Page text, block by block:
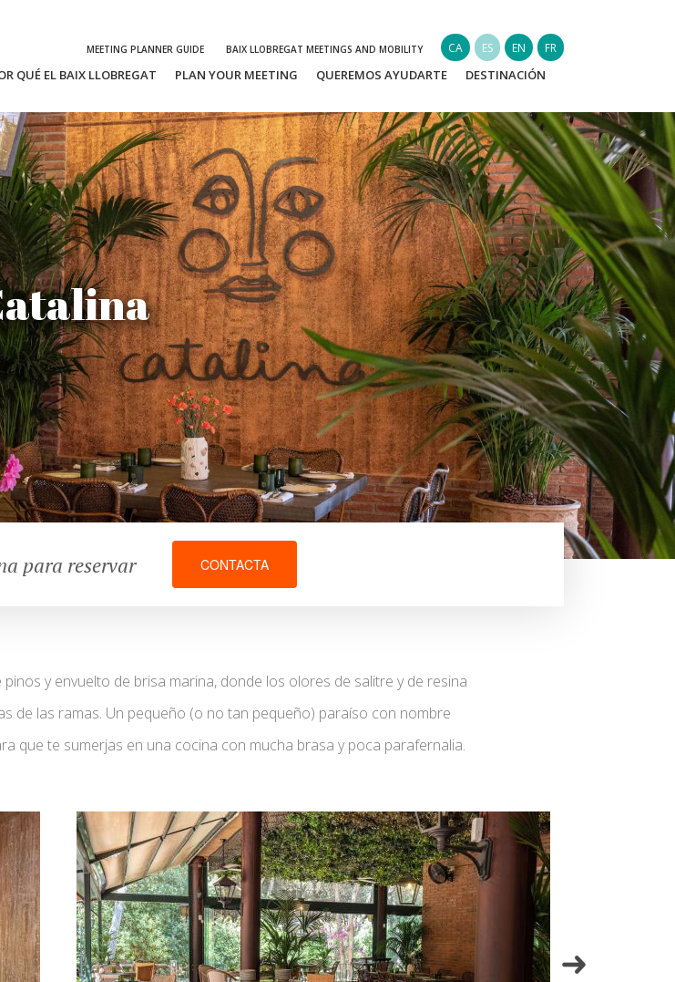
MEETING PLANNER GUIDE BAIX LLOBREGAT MEETINGS AND MOBILITY CA ES EN FR
QUÉ EL BAIX LLOBREGAT PLAN YOUR MEETING QUEREMOS AYUDARTE DESTINACIÓN
para reservar CONTACTA
y envuelto de brisa marina, donde los olores de salitre y de resina
de las ramas. Un pequeño (o no tan pequeño) paraíso con nombre
que te sumerjas en una cocina con mucha brasa y poca parafernalia.